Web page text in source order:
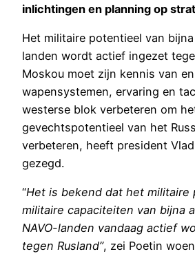
inlichtingen en planning op
Het militaire potentieel van bijna
landen wordt actief ingezet
Moskou moet zijn kennis van
wapensystemen, ervaring en
westerse blok verbeteren om
gevechtspotentieel van het
verbeteren, heeft president
gezegd.
“Het is bekend dat het militaire
militaire capaciteiten van bijna
NAVO-landen vandaag actief
tegen Rusland”, zei Poetin